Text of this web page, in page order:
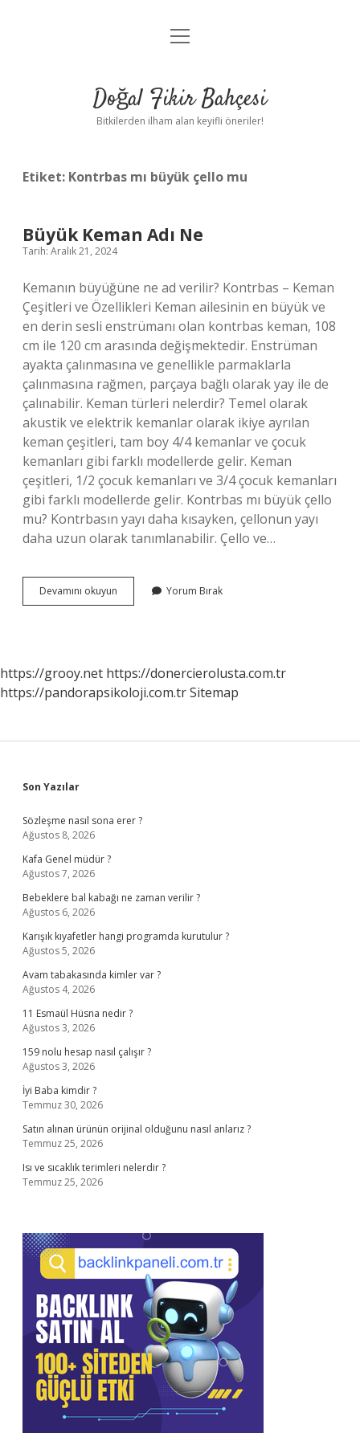
Anasayfa
Yasal Uyarı
menüyü
Doğal Fikir Bahçesi
Bitkilerden ilham alan keyifli öneriler!
Etiket: Kontrbas mı büyük çello mu
Büyük Keman Adı Ne
Tarih: Aralık 21, 2024
Kemanın büyüğüne ne ad verilir? Kontrbas – Keman
Çeşitleri ve Özellikleri Keman ailesinin en büyük ve
en derin sesli enstrümanı olan kontrbas keman, 108
cm ile 120 cm arasında değişmektedir. Enstrüman
ayakta çalınmasına ve genellikle parmaklarla
çalınmasına rağmen, parçaya bağlı olarak yay ile de
çalınabilir. Keman türleri nelerdir? Temel olarak
akustik ve elektrik kemanlar olarak ikiye ayrılan
keman çeşitleri, tam boy 4/4 kemanlar ve çocuk
kemanları gibi farklı modellerde gelir. Keman
çeşitleri, 1/2 çocuk kemanları ve 3/4 çocuk kemanları
gibi farklı modellerde gelir. Kontrbas mı büyük çello
mu? Kontrbasın yayı daha kısayken, çellonun yayı
daha uzun olarak tanımlanabilir. Çello ve…
Devamını okuyun
Keman
Yorum Bırak
https://grooy.net https://donercierolusta.com.tr
https://pandorapsikoloji.com.trSitemap
Sidebar
Son Yazılar
Sözleşme nasıl sona erer ?
Ağustos 8, 2026
Kafa Genel müdür ?
Ağustos 7, 2026
Bebeklere bal kabağı ne zaman verilir ?
Ağustos 6, 2026
Karışık kıyafetler hangi programda kurutulur ?
Ağustos 5, 2026
Avam tabakasında kimler var ?
Ağustos 4, 2026
11 Esmaül Hüsna nedir ?
Ağustos 3, 2026
159 nolu hesap nasıl çalışır ?
Ağustos 3, 2026
İyi Baba kimdir ?
Temmuz 30, 2026
Satın alınan ürünün orijinal olduğunu nasıl anlarız ?
Temmuz 25, 2026
Isı ve sıcaklık terimleri nelerdir ?
Temmuz 25, 2026